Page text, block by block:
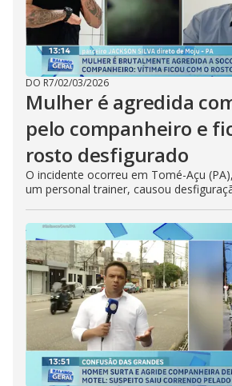
DO R7/02/03/2026
Mulher é agredida
pelo companheiro e
rosto desfigurado
O incidente ocorreu em Tomé-Açu
um personal trainer, causou